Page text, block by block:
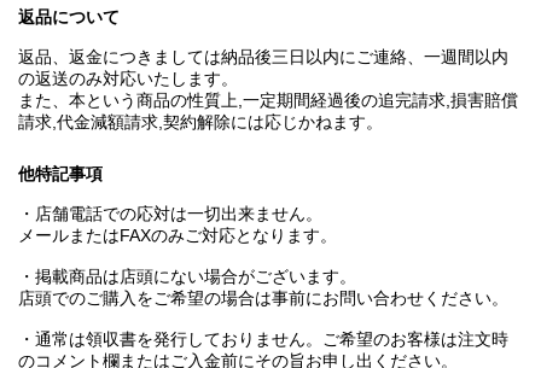
返品について
返品、返金につきましては納品後三日以内にご連絡、一週間以内
の返送のみ対応いたします。
また、本という商品の性質上,一定期間経過後の追完請求,損害賠償
請求,代金減額請求,契約解除には応じかねます。
他特記事項
・店舗電話での応対は一切出来ません。
メールまたはFAXのみご対応となります。
・掲載商品は店頭にない場合がございます。
店頭でのご購入をご希望の場合は事前にお問い合わせください。
・通常は領収書を発行しておりません。ご希望のお客様は注文時
のコメント欄またはご入金前にその旨お申し出ください。